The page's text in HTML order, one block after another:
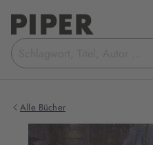
Suchbegriff
eingeben
Alle Bücher